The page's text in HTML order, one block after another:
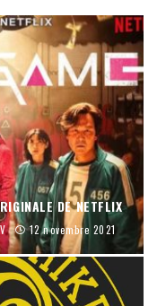
DE NETFLIX
12 novembre 2021